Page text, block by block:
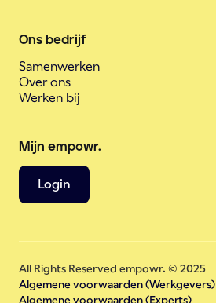
Ons bedrijf
Samenwerken
Over ons
Werken bij
Mijn empowr.
Login
All Rights Reserved empowr. © 2025
Algemene voorwaarden (Werkgevers)
Algemene voorwaarden (Experts)